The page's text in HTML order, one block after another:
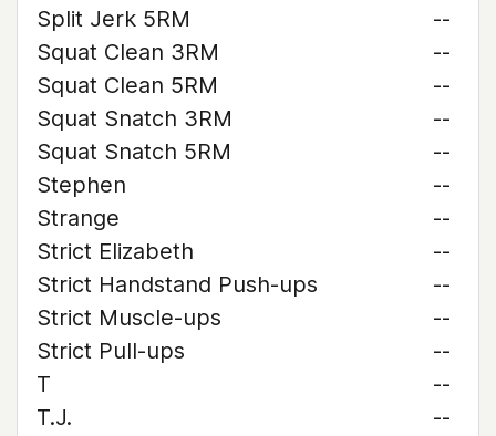
Split Jerk 5RM
--
Squat Clean 3RM
--
Squat Clean 5RM
--
Squat Snatch 3RM
--
Squat Snatch 5RM
--
Stephen
--
Strange
--
Strict Elizabeth
--
Strict Handstand Push-ups
--
Strict Muscle-ups
--
Strict Pull-ups
--
T
--
T.J.
--